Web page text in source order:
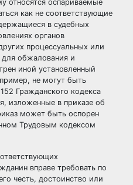
относятся оспариваемые
как не соответствующие
в судебных
органов
процессуальных или
обжалования и
иной установленный
не могут быть
Гражданского кодекса
изложенные в приказе об
может быть оспорен
Трудовым кодексом
вправе требовать по
честь, достоинство или